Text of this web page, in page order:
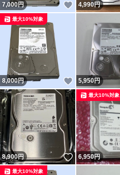
7,000円 いいね！
4,990円
8,000円 いいね！
最大10%対象
5,950円
8,900円 いいね！
6,950円
最大10%対象
最大10%対象